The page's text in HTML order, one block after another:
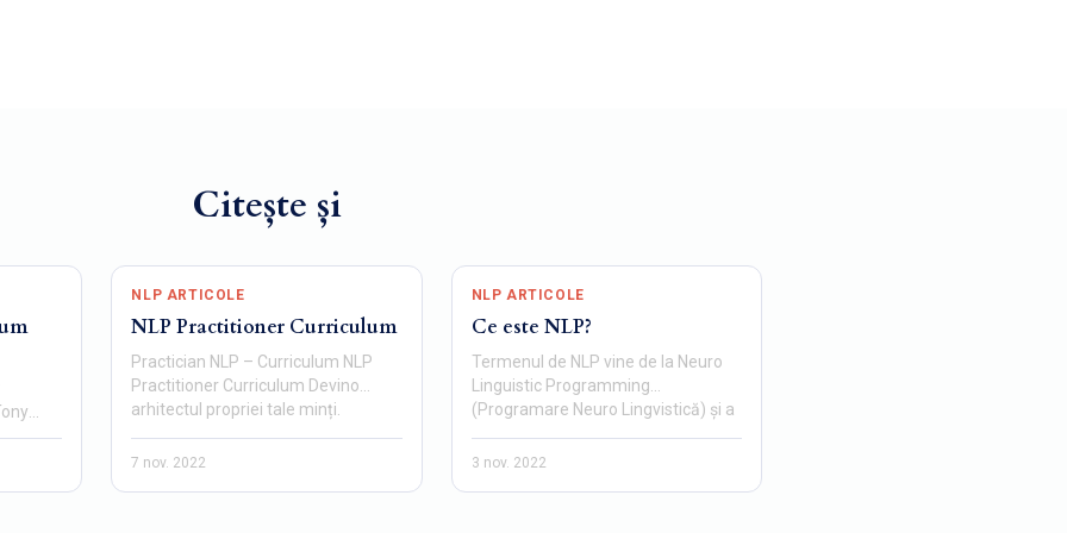
Citește și
Master
NLP ARTICOLE
NLP Practitioner Curriculum
Practician NLP – Curriculum NLP
Practitioner Curriculum Devino
arhitectul propriei tale minți.
7 nov. 2022
NLP ARTICOLE
Ce este NLP?
Termenul de NLP vine de la Neuro
Linguistic Programming
(Programare Neuro Lingvistică) și a
3 nov. 2022